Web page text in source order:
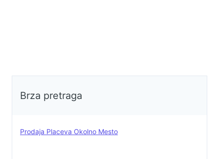
Brza pretraga
Prodaja Placeva Okolno Mesto